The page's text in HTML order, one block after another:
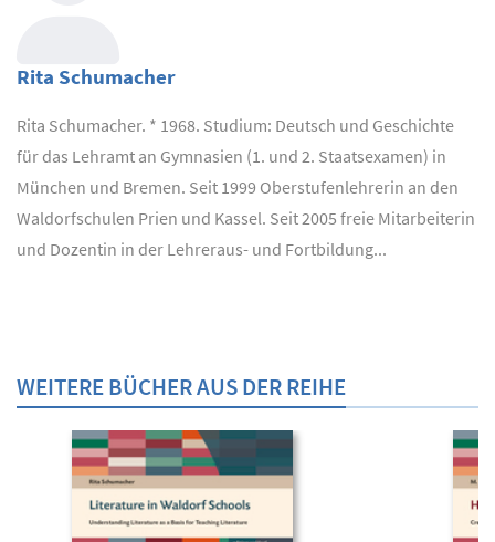
Rita Schumacher
Rita Schumacher. * 1968. Studium: Deutsch und Geschichte
für das Lehramt an Gymnasien (1. und 2. Staatsexamen) in
München und Bremen. Seit 1999 Oberstufenlehrerin an den
Waldorfschulen Prien und Kassel. Seit 2005 freie Mitarbeiterin
und Dozentin in der Lehreraus- und Fortbildung...
WEITERE BÜCHER AUS DER REIHE